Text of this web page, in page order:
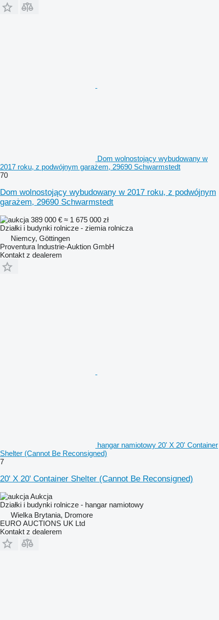
Dom wolnostojący wybudowany w
2017 roku, z podwójnym garażem, 29690 Schwarmstedt
70
Dom wolnostojący wybudowany w 2017 roku, z podwójnym
garażem, 29690 Schwarmstedt
389 000 € ≈ 1 675 000 zł
Działki i budynki rolnicze - ziemia rolnicza
Niemcy, Göttingen
Proventura Industrie-Auktion GmbH
Kontakt z dealerem
hangar namiotowy 20' X 20' Container
Shelter (Cannot Be Reconsigned)
7
20' X 20' Container Shelter (Cannot Be Reconsigned)
Aukcja
Działki i budynki rolnicze - hangar namiotowy
Wielka Brytania, Dromore
EURO AUCTIONS UK Ltd
Kontakt z dealerem